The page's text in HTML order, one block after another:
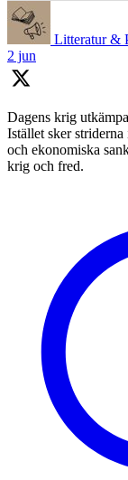
Litteratur &
2 jun
Dagens krig
Istället sker
och ekonomiska
krig och fred.